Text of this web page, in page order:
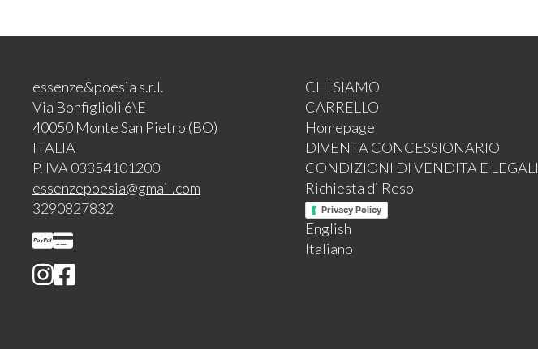
essenze&poesia s.r.l.
Via Bonfiglioli 6\E
40050 Monte San Pietro (BO)
ITALIA
P. IVA 03354101200
essenzepoesia@gmail.com
3290827832
CHI SIAMO
CARRELLO
Homepage
DIVENTA CONCESSIONARIO
CONDIZIONI DI VENDITA E LEGALI
Richiesta di Reso
Privacy Policy
English
Italiano